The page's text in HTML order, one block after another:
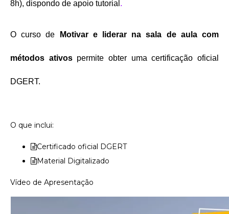
8h), dispondo de apoio tutorial .
O curso de Motivar e liderar na sala de aula com
métodos ativos permite obter uma certificação oficial
DGERT.
O que inclui:
Certificado oficial DGERT
Material Digitalizado
Vídeo de Apresentação